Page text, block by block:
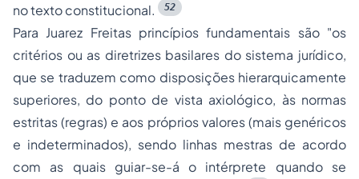
no texto constitucional. 52
Para Juarez Freitas princípios fundamentais são "os
critérios ou as diretrizes basilares do sistema jurídico,
que se traduzem como disposições hierarquicamente
superiores, do ponto de vista axiológico, às normas
estritas (regras) e aos próprios valores (mais genéricos
e indeterminados), sendo linhas mestras de acordo
com as quais guiar-se-á o intérprete quando se